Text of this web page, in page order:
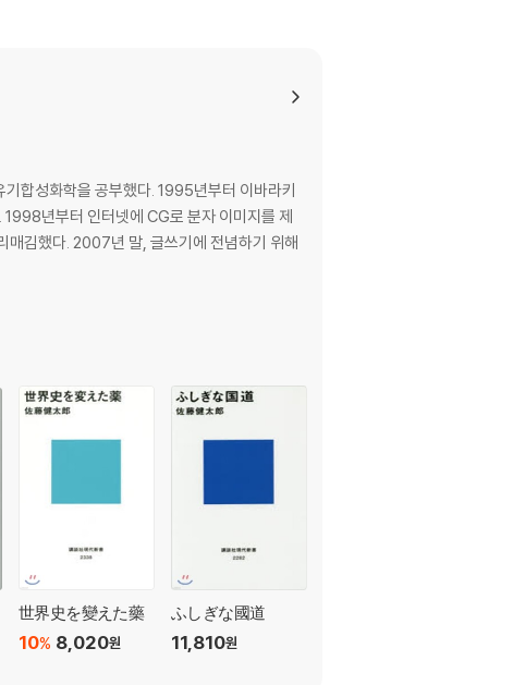
합성화학을 공부했다. 1995년부터 이바라키
년부터 인터넷에 CG로 분자 이미지를 제
매김했다. 2007년 말, 글쓰기에 전념하기 위해
世界史を變えた藥
8,020원
10%
ふしぎな國道
11,810원